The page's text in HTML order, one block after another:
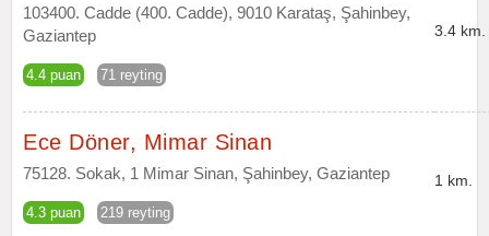
103400. Cadde (400. Cadde), 9010 Karataş, Şahinbey,
Gaziantep
4.4 puan 71 reyting
3.4 km.
Ece Döner, Mimar Sinan
75128. Sokak, 1 Mimar Sinan, Şahinbey, Gaziantep
4.3 puan 219 reyting
1 km.